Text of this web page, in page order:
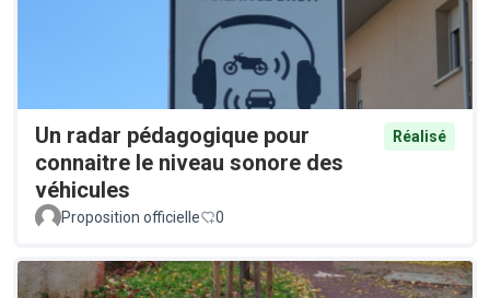
Un radar pédagogique pour
connaitre le niveau sonore des
véhicules
Réalisé
Proposition officielle 0